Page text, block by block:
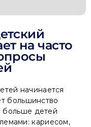
на часто
начинается
большинство
больше детей
кариесом,